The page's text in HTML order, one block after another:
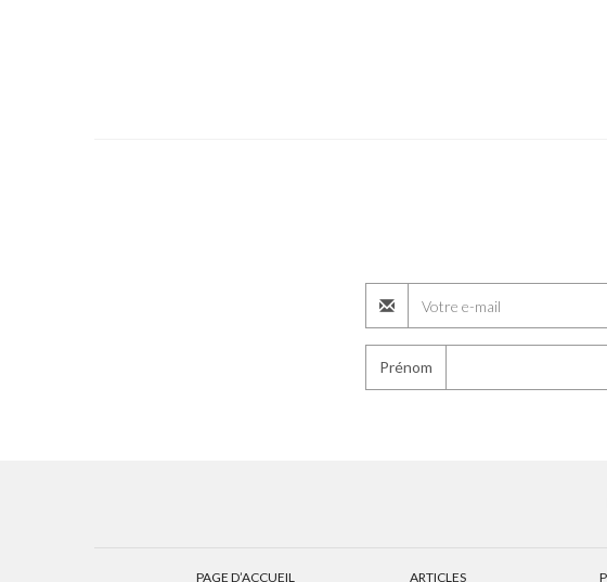
Prénom
PAGE D’ACCUEIL ARTICLES